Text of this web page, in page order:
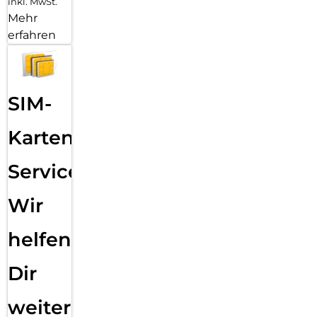
Mehr
erfahren
SIM-
Karten
Service:
Wir
helfen
Dir
weiter